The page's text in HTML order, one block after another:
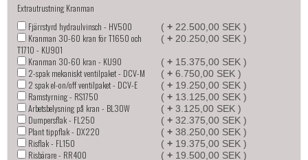
Extrautrustning Kranman
Fjärrstyrd hydraulvinsch - HV500
( + 22.500,00 SEK )
T1710 - KU901
( + 20.250,00 SEK )
Kranman 30-60 kran - KU90 ( + 15.375,00 SEK )
2-spak mekaniskt ventilpaket - DCV-M ( + 6.750,00 SEK )
2 spak el-on/off ventilpaket - DCV-E ( + 19.250,00 SEK )
Ramstyrning - RS1750 ( + 13.125,00 SEK )
Arbetsbelysning på kran - BL30W ( + 3.125,00 SEK )
Dumpersflak - FL250 ( + 32.375,00 SEK )
Plant tippflak - DX220 ( + 38.250,00 SEK )
Risflak - FL150 ( + 19.375,00 SEK )
Risbärare - RR400 ( + 19.500,00 SEK )